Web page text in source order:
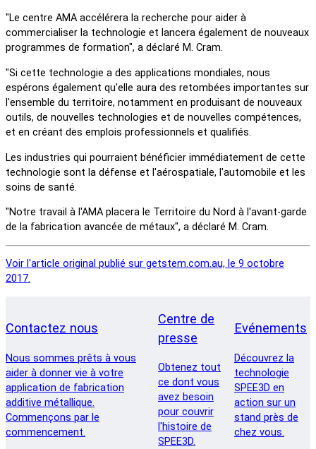
"Le centre AMA accélérera la recherche pour aider à
commercialiser la technologie et lancera également de nouveaux
programmes de formation", a déclaré M. Cram.
"Si cette technologie a des applications mondiales, nous
espérons également qu'elle aura des retombées importantes sur
l'ensemble du territoire, notamment en produisant de nouveaux
outils, de nouvelles technologies et de nouvelles compétences,
et en créant des emplois professionnels et qualifiés.
Les industries qui pourraient bénéficier immédiatement de cette
technologie sont la défense et l'aérospatiale, l'automobile et les
soins de santé.
"Notre travail à l'AMA placera le Territoire du Nord à l'avant-garde
de la fabrication avancée de métaux", a déclaré M. Cram.
Voir l'article original publié sur getstem.com.au, le 9 octobre
2017.
Contactez nous
Nous sommes prêts à vous
aider à donner vie à votre
application de fabrication
additive métallique.
Commençons par le
commencement.
Centre de
presse
Obtenez tout
ce dont vous
avez besoin
pour couvrir
l'histoire de
SPEE3D.
Evénements
Découvrez la
technologie
SPEE3D en
action sur un
stand près de
chez vous.